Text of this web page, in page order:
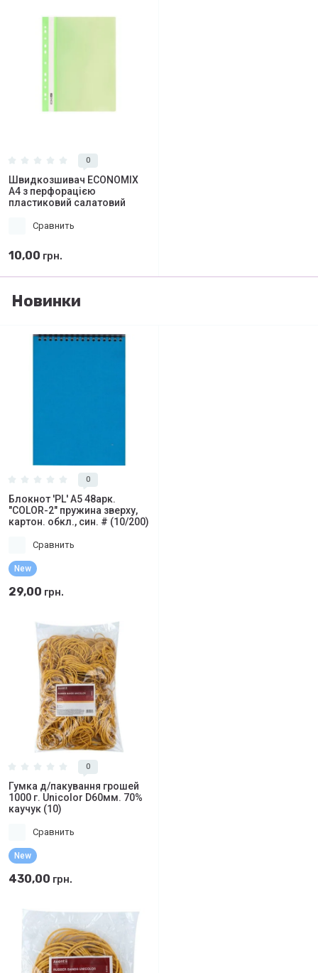
0
Швидкозшивач ECONOMIX
А4 з перфорацією
пластиковий салатовий
Сравнить
10,00 грн.
Новинки
0
Блокнот 'PL' А5 48арк.
"COLOR-2" пружина зверху,
картон. обкл., син. # (10/200)
Сравнить
New
29,00 грн.
0
Гумка д/пакування грошей
1000 г. Unicolor D60мм. 70%
каучук (10)
Сравнить
New
430,00 грн.